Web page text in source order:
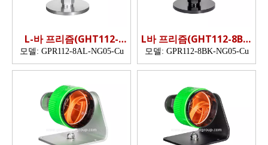
L-바 프리즘(GHT112-
8AL,네온 그린 프리즘)
모델: GPR112-8AL-NG05-Cu
L바 프리즘(GHT112-8BK,
네온 그린 프리즘)
모델: GPR112-8BK-NG05-Cu